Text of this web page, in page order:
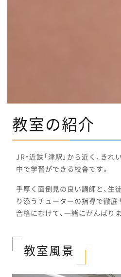
教室の紹介
JR・近鉄「津駅」から近く、き
中で学習ができる校舎です。
手厚く面倒見の良い講師と、生
り添うチューターの指導で徹
合格にむけて、一緒にがんばり
教室風景